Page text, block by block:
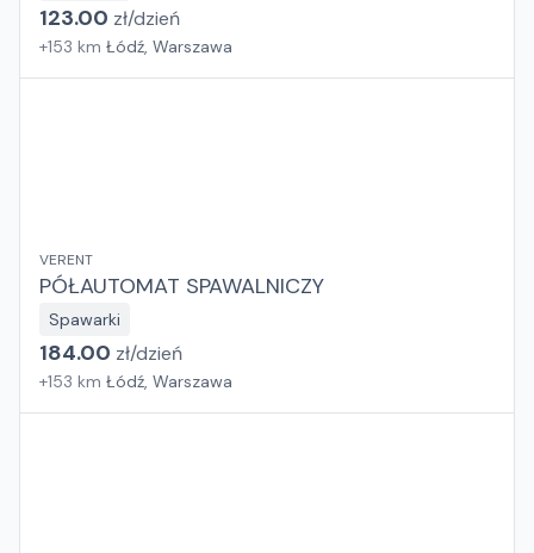
123.00 zł/dzień
+153 km Łódź, Warszawa
VERENT
PÓŁAUTOMAT SPAWALNICZY
Spawarki
184.00 zł/dzień
+153 km Łódź, Warszawa